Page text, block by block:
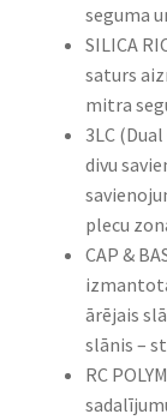
seguma
SILICA
saturs
mitra
3LC
divu
plecu
CAP &
ārējais
slānis –
RC